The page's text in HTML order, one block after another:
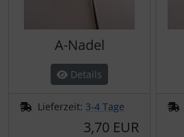
A-Nadel
Details
Lieferzeit: 3-4 Tage
3,70 EUR